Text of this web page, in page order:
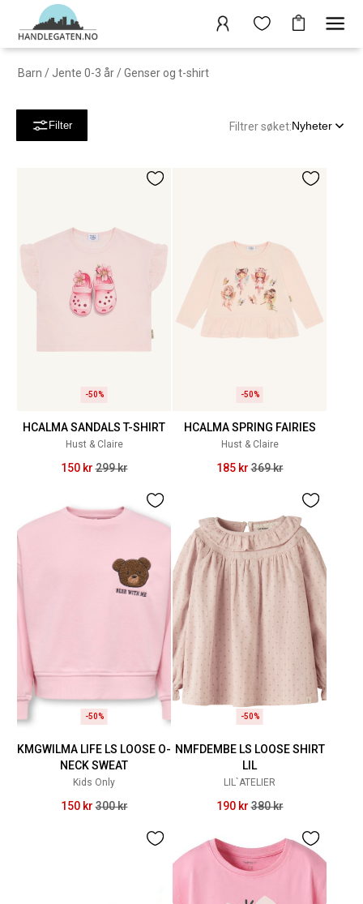
Barn / Jente 0-3 år /Genser og t-shirt
Filter Filtrer søket:Nyheter
-50%
HCALMA SANDALS T-SHIRT
Hust & Claire
150 kr 299 kr
-50%
HCALMA SPRING FAIRIES
Hust & Claire
185 kr 369 kr
-50%
KMGWILMA LIFE LS LOOSE O-
NECK SWEAT
Kids Only
150 kr 300 kr
-50%
NMFDEMBE LS LOOSE SHIRT
LIL
LIL`ATELIER
190 kr 380 kr